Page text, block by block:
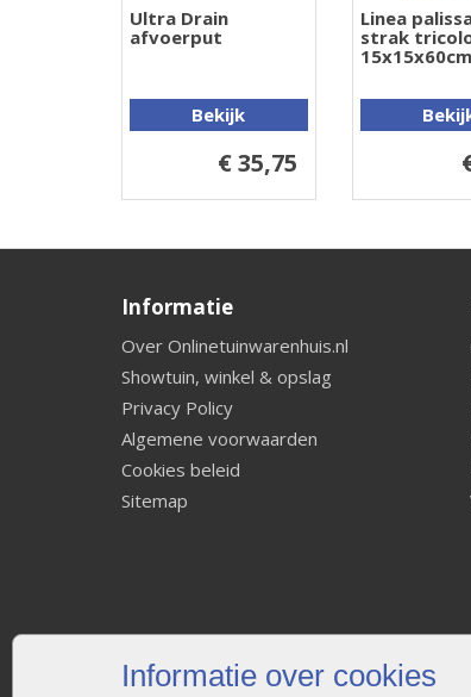
Informatie over cookies
Ultra Drain
afvoerput
Bekijk
€ 35,75
Linea
strak
15x15x60cm
Informatie
Over Onlinetuinwarenhuis.nl
Showtuin, winkel & opslag
Privacy Policy
Algemene voorwaarden
Cookies beleid
Sitemap